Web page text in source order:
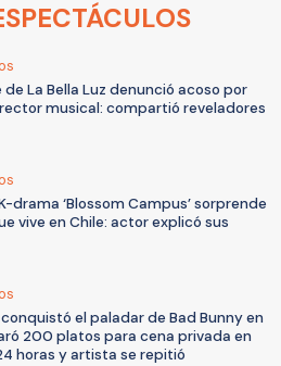
La Bella Luz denunció acoso por
musical: compartió reveladores
drama ‘Blossom Campus’ sorprende
vive en Chile: actor explicó sus
el paladar de Bad Bunny en
200 platos para cena privada en
horas y artista se repitió